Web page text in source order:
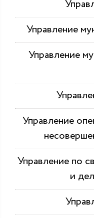
Управление
Управление
Управление
Управление по
и